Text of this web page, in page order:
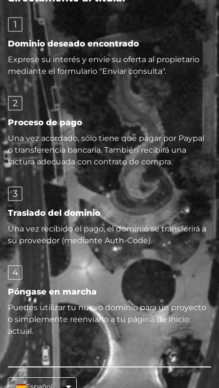
1
Dominio deseado encontrado
Exprese su interés y envíe su oferta al propietario
mediante el formulario "Enviar consulta".
2
Proceso de pago
Una vez acordado, sólo tiene que pagar por Paypal
o transferencia bancaria. También recibirá una
factura adecuada con contrato de compra.
3
Traslado del dominio
Una vez recibido el pago, el dominio se transferirá a
su proveedor (mediante Auth-Code).
4
Póngase en marcha
Puedes utilizar tu nuevo dominio para un proyecto
o simplemente reenviarlo a tu página de inicio
actual.